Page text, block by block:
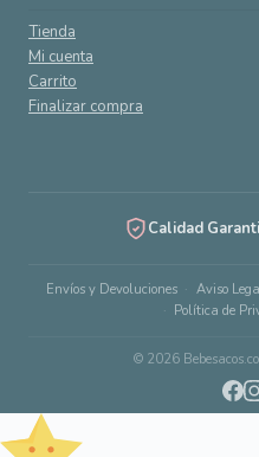
Tienda
Mi cuenta
Carrito
Finalizar compra
Calidad
Envíos y Devoluciones Aviso
Política de
© 2026